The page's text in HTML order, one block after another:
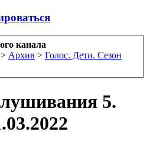
канала
> Архив > Голос. Дети. Сезон
5.